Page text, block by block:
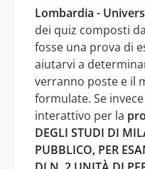
Lombardia -
dei quiz composti
fosse una prova di
aiutarvi a
verranno poste e il
formulate. Se
interattivo per la
DEGLI STUDI DI
PUBBLICO, PER